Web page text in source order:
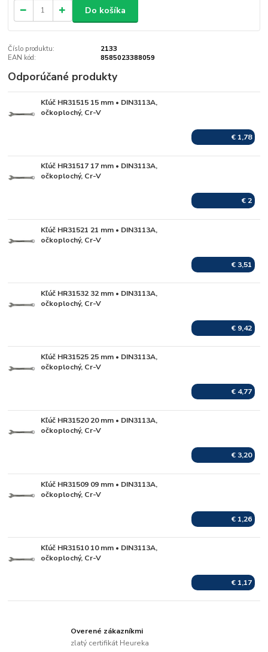
Do košíka
Číslo produktu:
2133
EAN kód:
8585023388059
Odporúčané produkty
Kľúč HR31515 15 mm • DIN3113A,
očkoplochý, Cr-V
€ 1,78
Kľúč HR31517 17 mm • DIN3113A,
očkoplochý, Cr-V
€ 2
Kľúč HR31521 21 mm • DIN3113A,
očkoplochý, Cr-V
€ 3,51
Kľúč HR31532 32 mm • DIN3113A,
očkoplochý, Cr-V
€ 9,42
Kľúč HR31525 25 mm • DIN3113A,
očkoplochý, Cr-V
€ 4,77
Kľúč HR31520 20 mm • DIN3113A,
očkoplochý, Cr-V
€ 3,20
Kľúč HR31509 09 mm • DIN3113A,
očkoplochý, Cr-V
€ 1,26
Kľúč HR31510 10 mm • DIN3113A,
očkoplochý, Cr-V
€ 1,17
Overené zákazníkmi
zlatý certifikát Heureka